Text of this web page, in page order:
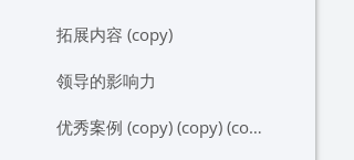
拓展内容 (copy)
领导的影响力
优秀案例 (copy) (copy) (copy)